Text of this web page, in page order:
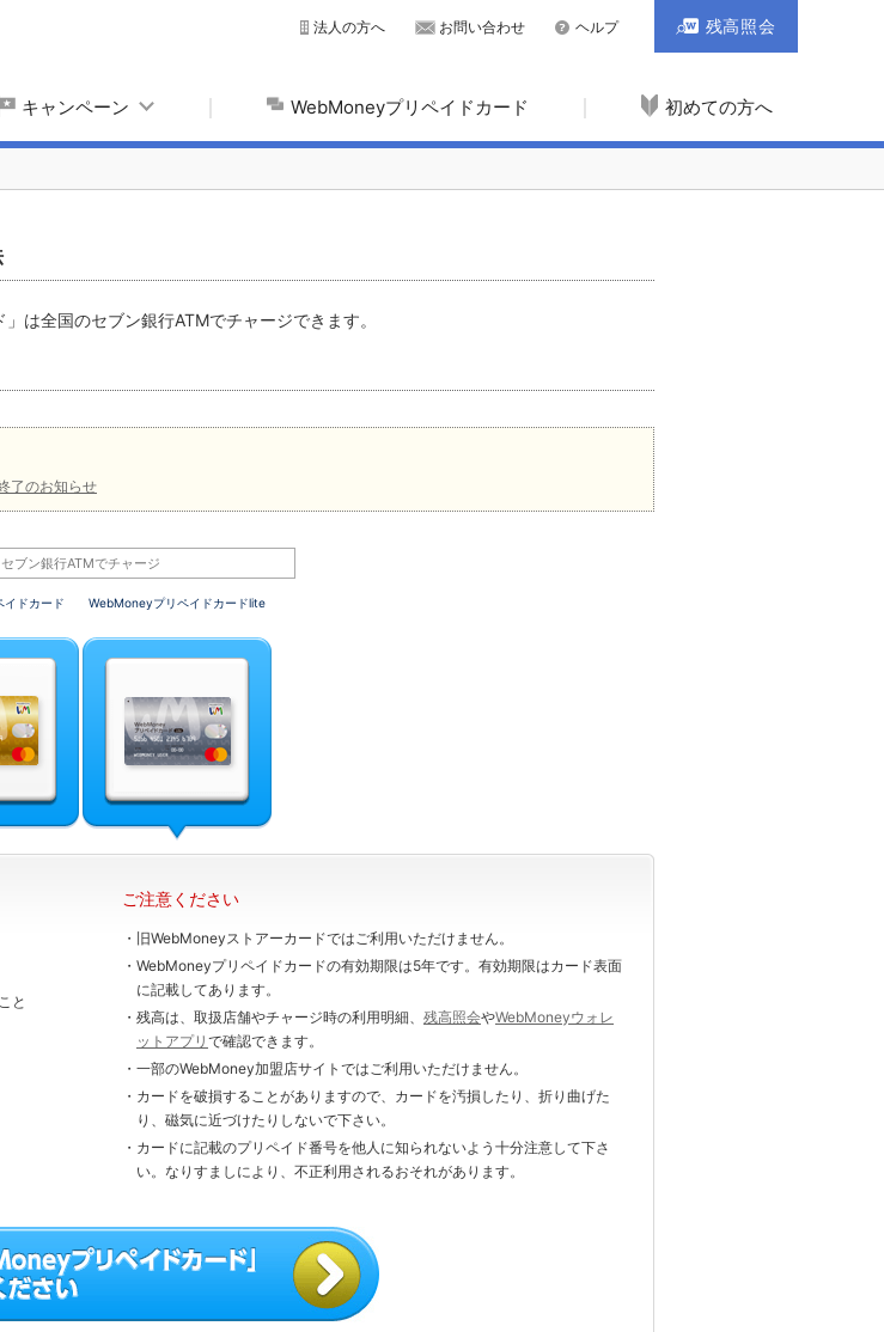
キャンペーン WebMoneyプリペイドカード 初めての方へ
法人の方へ お問い合わせ ヘルプ 残高照会
は全国のセブン銀行ATMでチャージできます。
了のお知らせ
セブン銀行ATMでチャージ
ドカード WebMoneyプリペイドカードlite
ご注意ください
・旧WebMoneyストアーカードではご利用いただけません。
・WebMoneyプリペイドカードの有効期限は5年です。有効期限はカード表面
に記載してあります。
・残高は、取扱店舗やチャージ時の利用明細、 残高照会やWebMoneyウォレ
ットアプリ で確認できます。
・一部のWebMoney加盟店サイトではご利用いただけません。
・カードを破損することがありますので、カードを汚損したり、折り曲げた
り、磁気に近づけたりしないで下さい。
・カードに記載のプリペイド番号を他人に知られないよう十分注意して下さ
い。なりすましにより、不正利用されるおそれがあります。